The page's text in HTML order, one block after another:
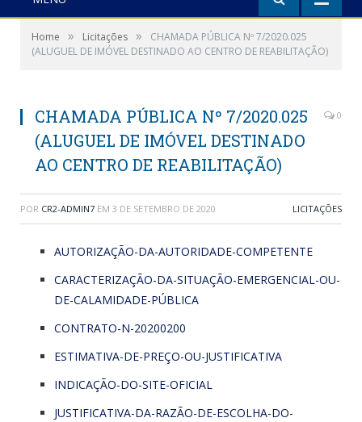
Home » Licitações »
CHAMADA PÚBLICA Nº 7/2020.025
(ALUGUEL DE IMÓVEL DESTINADO AO CENTRO DE REABILITAÇÃO)
CHAMADA PÚBLICA Nº 7/2020.025
(ALUGUEL DE IMÓVEL DESTINADO
AO CENTRO DE REABILITAÇÃO)
0
POR CR2-ADMIN7 EM 3 DE SETEMBRO DE 2020 LICITAÇÕES
AUTORIZAÇÃO-DA-AUTORIDADE-COMPETENTE
CARACTERIZAÇÃO-DA-SITUAÇÃO-EMERGENCIAL-OU-
DE-CALAMIDADE-PÚBLICA
CONTRATO-N-20200200
ESTIMATIVA-DE-PREÇO-OU-JUSTIFICATIVA
INDICAÇÃO-DO-SITE-OFICIAL
JUSTIFICATIVA-DA-RAZÃO-DE-ESCOLHA-DO-